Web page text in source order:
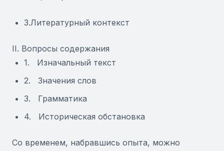
3.Литературный контекст
II. Вопросы содержания
1. Изначальный текст
2. Значения слов
3. Грамматика
4. Историческая обстановка
Со временем, набравшись опыта, можно